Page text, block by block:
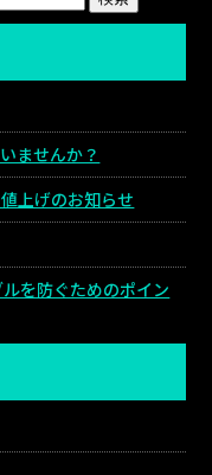
ませんか？
上げのお知らせ
を防ぐためのポイン